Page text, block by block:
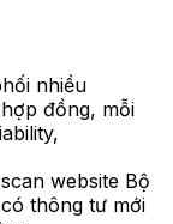
nhiều
đồng, mỗi
website Bộ
thông tư mới